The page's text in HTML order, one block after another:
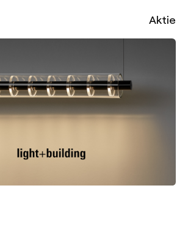
Aktie